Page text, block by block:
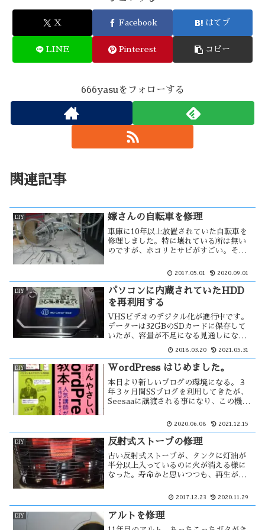
X Facebook はてブ
LINE Pinterest コピー
666yasuをフォローする
関連記事
DIY 嫁さんの自転車を修理
車庫に10年以上放置されていた自転車を
修理しました。特に壊れている所は無い
のですが、ホコリとサビがすごい。それ
2017.05.01 2020.09.01
DIY
パソコンに内蔵されていたHDD
を再利用する
VHSビデオのデジタル化が進行中です。
データーは32GBのSDカードに保存して
いたが、容量が不足になる見通しになっ
たHDDを活用出来ないかと考え、これを
市販のHDDケースに入れて外付HDDと
して利用してみよう・・
2018.03.20 2021.05.31
DIY WordPress はじめました。
本日より新しいブログの環境になる。３
年３ヶ月間SSブログを利用してきたが、
Seesaaに譲渡される事になり、この機会
WordPressでブログを続けようと思っ
ーバーと独自ドメインで・・・
2020.06.08 2021.12.15
DIY 反射式ストーブの修理
古い反射式ストーブが、タンクに灯油が
半分以上入っているのに火が消える様に
なった。寿命かと思いつつも、再生が出
た。原因は・・・。 東日本大震災の教
要であると知った。
2017.12.23 2020.11.29
DIY アルトを修理